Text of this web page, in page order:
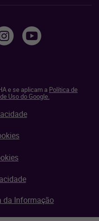
e se aplicam a Política de
Uso do Google.
da Informação